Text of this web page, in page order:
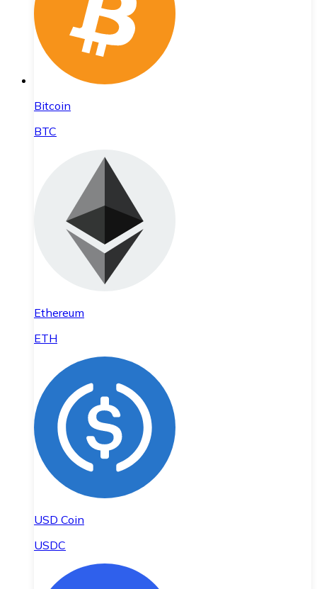
Bitcoin
BTC
Ethereum
ETH
USD Coin
USDC